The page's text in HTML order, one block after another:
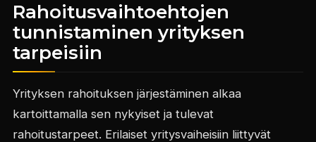
Rahoitusvaihtoehtojen
tunnistaminen yrityksen
tarpeisiin
Yrityksen rahoituksen järjestäminen alkaa
kartoittamalla sen nykyiset ja tulevat
rahoitustarpeet. Erilaiset yritysvaiheisiin liittyvät